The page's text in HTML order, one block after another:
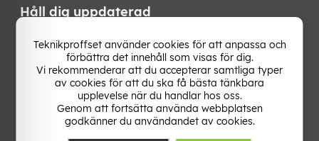
Håll dig uppdaterad
Få de senaste nyheterna, hetaste erbjudandena och
bästa tipsen från oss direkt i din mejlkorg. Signa upp på
vårt nyhetsbrev!
Teknikproffset använder cookies för att anpassa och
förbättra det innehåll som visas för dig.
Vi rekommenderar att du accepterar samtliga typer
av cookies för att du ska få bästa tänkbara
upplevelse när du handlar hos oss.
Genom att fortsätta använda webbplatsen
godkänner du användandet av cookies.